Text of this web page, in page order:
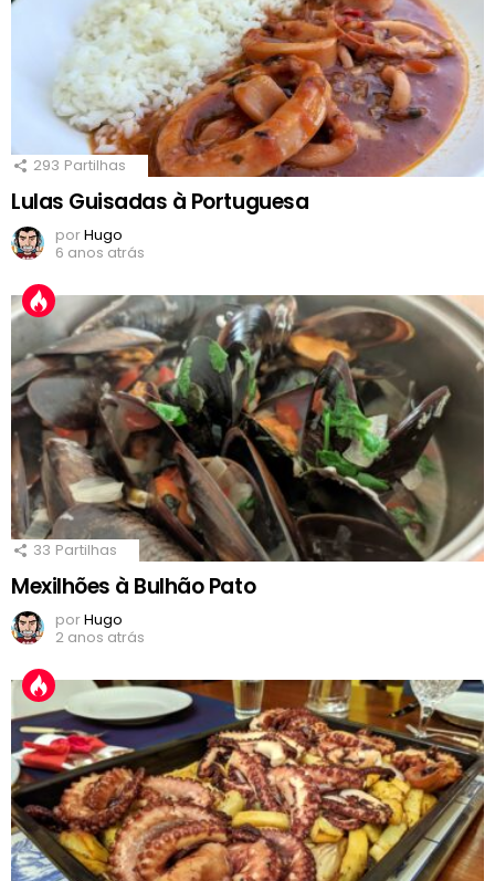
293 Partilhas
Lulas Guisadas à Portuguesa
porHugo
6 anos atrás
33 Partilhas
Mexilhões à Bulhão Pato
porHugo
2 anos atrás